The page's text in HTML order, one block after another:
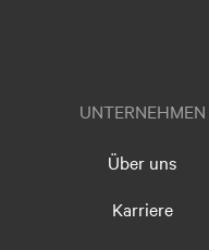
UNTERNEHMEN
Über uns
Karriere